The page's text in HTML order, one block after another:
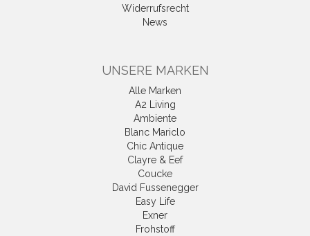
Widerrufsrecht
News
UNSERE MARKEN
Alle Marken
A2 Living
Ambiente
Blanc Mariclo
Chic Antique
Clayre & Eef
Coucke
David Fussenegger
Easy Life
Exner
Frohstoff